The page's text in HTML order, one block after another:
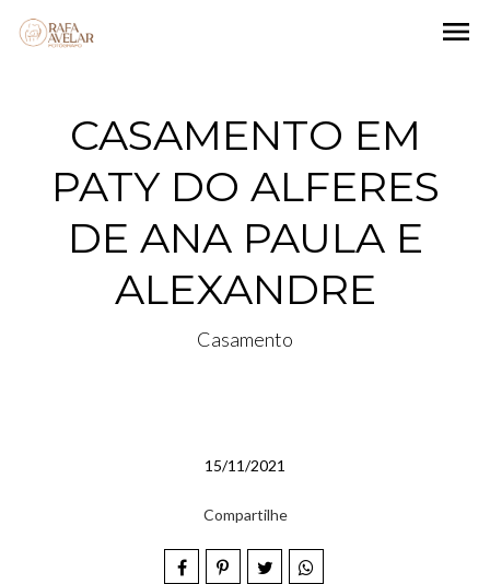
menu
CASAMENTO EM
PATY DO ALFERES
DE ANA PAULA E
ALEXANDRE
Casamento
15/11/2021
Compartilhe